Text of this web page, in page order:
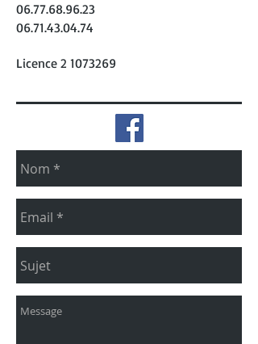
06.77.68.96.23
06.71.43.04.74
Licence 2 1073269